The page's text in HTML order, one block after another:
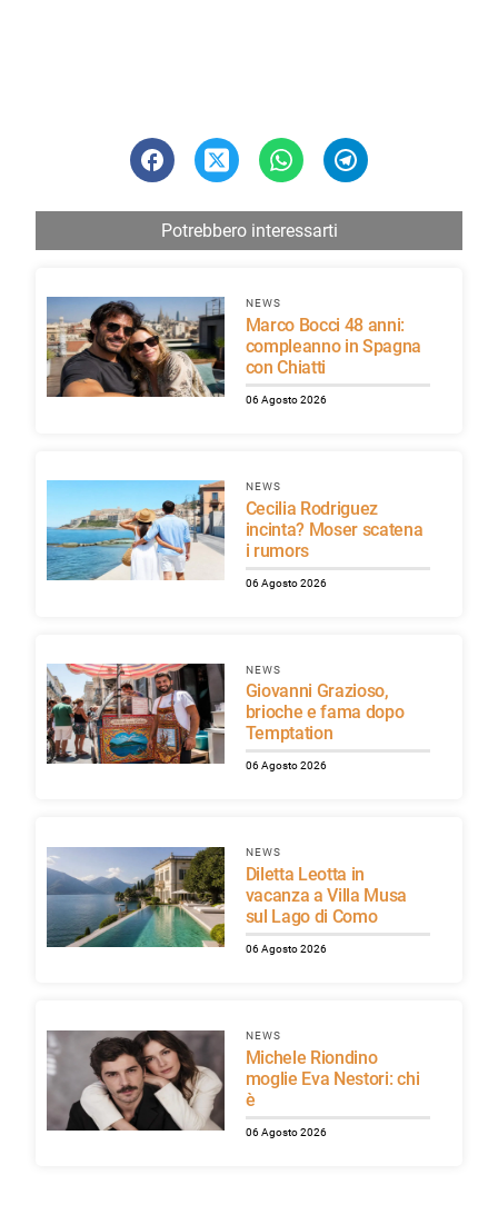
Potrebbero interessarti
NEWS
Marco Bocci 48 anni:
compleanno in Spagna
con Chiatti
06 Agosto 2026
NEWS
Cecilia Rodriguez
incinta? Moser scatena
i rumors
06 Agosto 2026
NEWS
Giovanni Grazioso,
brioche e fama dopo
Temptation
06 Agosto 2026
NEWS
Diletta Leotta in
vacanza a Villa Musa
sul Lago di Como
06 Agosto 2026
NEWS
Michele Riondino
moglie Eva Nestori: chi
è
06 Agosto 2026